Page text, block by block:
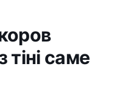
тіні саме